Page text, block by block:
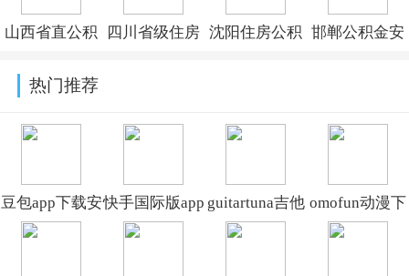
山西省直公积
四川省级住房 沈阳住房公积 邯郸公积金安
热门推荐
豆包app下载安
装新版本
快手国际版app
免费下载安装
guitartuna吉他
调音器下载免
omofun动漫下
载最新版